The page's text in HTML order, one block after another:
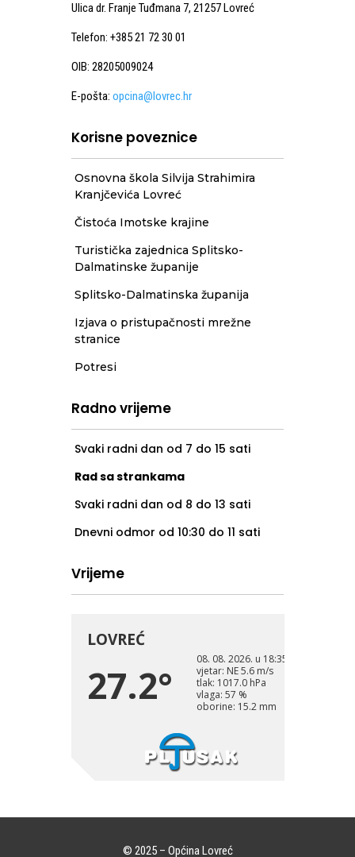
Ulica dr. Franje Tuđmana 7, 21257 Lovreć
Telefon: +385 21 72 30 01
OIB: 28205009024
E-pošta: opcina@lovrec.hr
Korisne poveznice
Osnovna škola Silvija Strahimira
Kranjčevića Lovreć
Čistoća Imotske krajine
Turistička zajednica Splitsko-
Dalmatinske županije
Splitsko-Dalmatinska županija
Izjava o pristupačnosti mrežne
stranice
Potresi
Radno vrijeme
Svaki radni dan od 7 do 15 sati
Rad sa strankama
Svaki radni dan od 8 do 13 sati
Dnevni odmor od 10:30 do 11 sati
Vrijeme
© 2025 – Općina Lovreć